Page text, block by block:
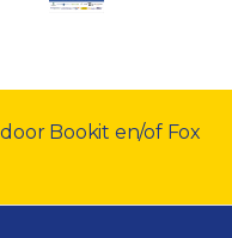
Bookit en/of Fox